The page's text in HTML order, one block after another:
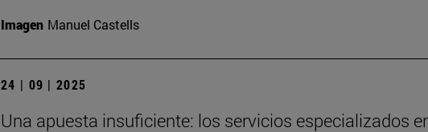
Imagen Manuel Castells
24 | 09 | 2025
Una apuesta insuficiente: los servicios especializados